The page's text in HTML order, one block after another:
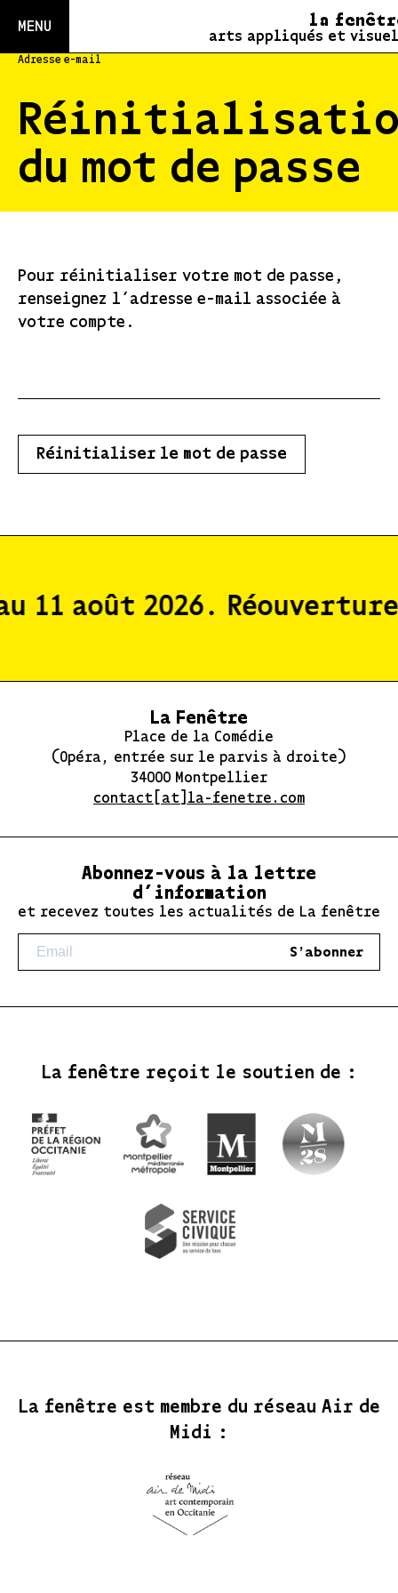
MENU la
arts appliqués et
du mot de passe
Pour réinitialiser votre mot de passe,
renseignez l’adresse e-mail associée à
votre compte.
Adresse e-mail
11 août 2026.
La Fenêtre
Place de la Comédie
(Opéra, entrée sur le parvis à droite)
34000 Montpellier
contact[at]la-fenetre.com
Abonnez-vous à la lettre
d’information
et recevez toutes les actualités de La fenêtre
S'abonner
La fenêtre reçoit le soutien de :
La fenêtre est membre du réseau Air de
Midi :